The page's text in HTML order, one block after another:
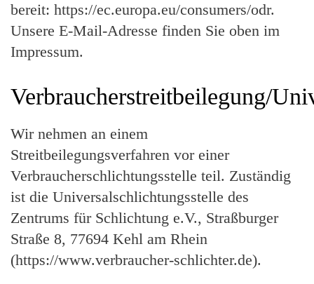
bereit: https://ec.europa.eu/consumers/odr.
Unsere E-Mail-Adresse finden Sie oben im
Impressum.
Verbraucherstreitbeilegung/
Wir nehmen an einem
Streitbeilegungsverfahren vor einer
Verbraucherschlichtungsstelle teil. Zuständig
ist die Universalschlichtungsstelle des
Zentrums für Schlichtung e.V., Straßburger
Straße 8, 77694 Kehl am Rhein
(https://www.verbraucher-schlichter.de).